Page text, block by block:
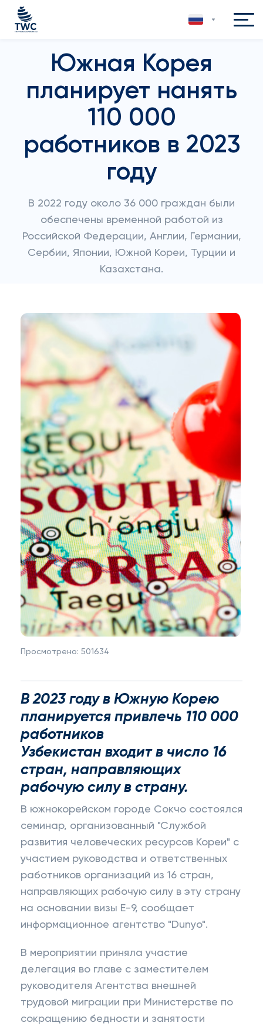
Южная Корея
планирует нанять
110 000
работников в 2023
году
В 2022 году около 36 000 граждан были
обеспечены временной работой из
Российской Федерации, Англии, Германии,
Сербии, Японии, Южной Кореи, Турции и
Казахстана.
Просмотрено: 501634
В 2023 году в Южную Корею
планируется привлечь 110 000
работников
Узбекистан входит в число 16
стран, направляющих
рабочую силу в страну.
В южнокорейском городе Сокчо состоялся
семинар, организованный "Службой
развития человеческих ресурсов Кореи" с
участием руководства и ответственных
работников организаций из 16 стран,
направляющих рабочую силу в эту страну
на основании визы Е-9, сообщает
информационное агентство "Dunyo".
В мероприятии приняла участие
делегация во главе с заместителем
руководителя Агентства внешней
трудовой миграции при Министерстве по
сокращению бедности и занятости